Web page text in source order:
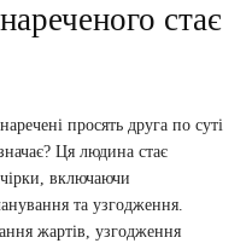
стає
просять друга по суті
Ця людина стає
включаючи
та узгодження.
жартів, узгодження